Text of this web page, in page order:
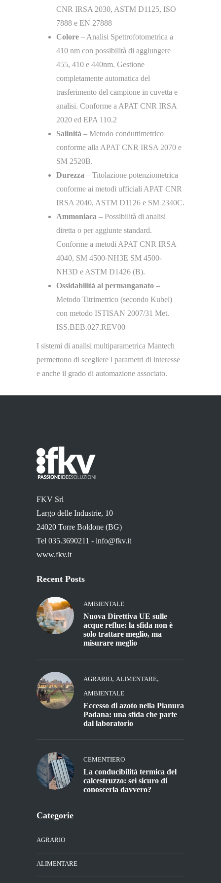
CNR IRSA 2030, ASTM D1125, ISO
7888 e EN 27888
Colore – Analisi Spettrofotometrica a
410 nm con possibilità di aggiungere
455, 410 e 440nm. Gestione
completamente automatica del
trasferimento del campione in cuvetta e
analisi. Conforme a APAT CNR IRSA
2020 ed EPA 110.2
Salinità – Metodo conduttimetrico
conforme alla APAT CNR IRSA 2070 e
SM 2520B.
Durezza – Titolazione potenziometrica
conforme ai metodi ufficiali APAT CNR
IRSA 2040, ASTM D1126 e SM 2340C.
Ammoniaca – Possibilità di analisi
diretta o per aggiunte standard.
Conforme a metodi APAT CNR IRSA
4040, SM 4500-NH3E SM 4500-
NH3D e ASTM D1426 (B).
Ossidabilità al permanganato –
Metodo Titrimetrico (secondo Kubel)
con metodo ISTISAN 2007/31 Met.
ISS.BEB.027.REV00
I sistemi di analisi multiparametrica Mantech
permettono di scegliere i parametri di interesse
e anche il grado di automazione associato.
FKV Srl
Largo delle Industrie, 10
24020 Torre Boldone (BG)
Tel 035.3690211 - info@fkv.it
www.fkv.it
Recent Posts
AMBIENTALE
Nuova Direttiva UE sulle
acque reflue: la sfida non è
solo trattare meglio, ma
misurare meglio
AGRARIO, ALIMENTARE,
AMBIENTALE
Eccesso di azoto nella Pianura
Padana: una sfida che parte
dal laboratorio
CEMENTIERO
La conducibilità termica del
calcestruzzo: sei sicuro di
conoscerla davvero?
Categorie
AGRARIO
ALIMENTARE